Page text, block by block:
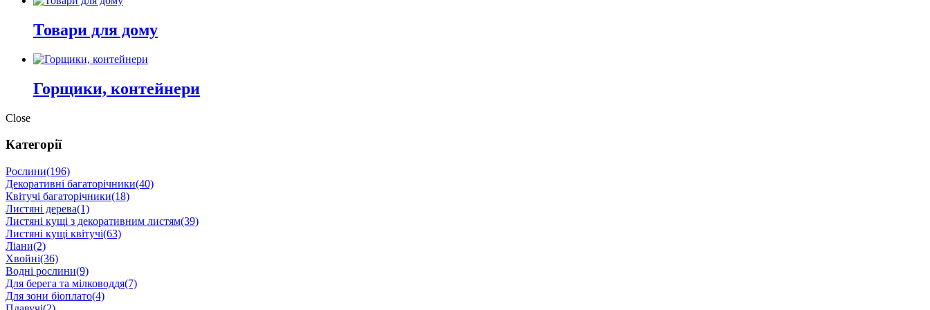
Товари для дому
Горщики, контейнери
Close
Категорії
Рослини(196)
Декоративні багаторічники(40)
Квітучі багаторічники(18)
Листяні дерева(1)
Листяні кущі з декоративним листям(39)
Листяні кущі квітучі(63)
Ліани(2)
Хвойні(36)
Водні рослини(9)
Для берега та мілководдя(7)
Для зони біоплато(4)